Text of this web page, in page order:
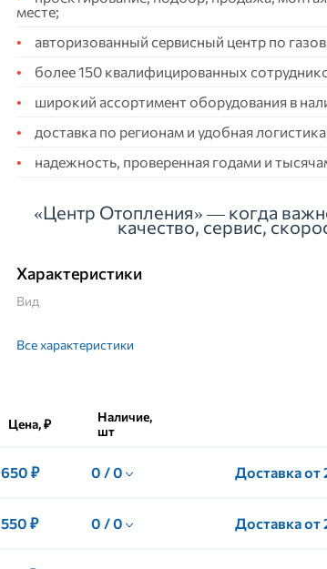
месте;
авторизованный сервисный центр по
более 150 квалифицированных
широкий ассортимент оборудования в
доставка по регионам и удобная
надежность, проверенная годами и
«Центр Отопления» — когда
качество, сервис,
Характеристики
Вид
Все характеристики
Цена, ₽
Наличие,
шт
650 ₽ 0 / 0 Доставка от
550 ₽ 0 / 0 Доставка от